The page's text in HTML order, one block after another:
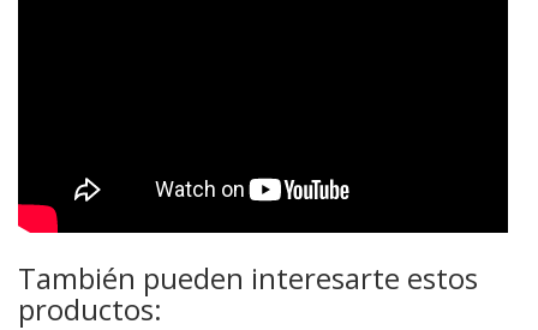
También pueden interesarte estos
productos: